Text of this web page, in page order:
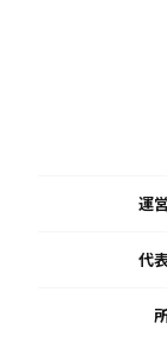
運
代